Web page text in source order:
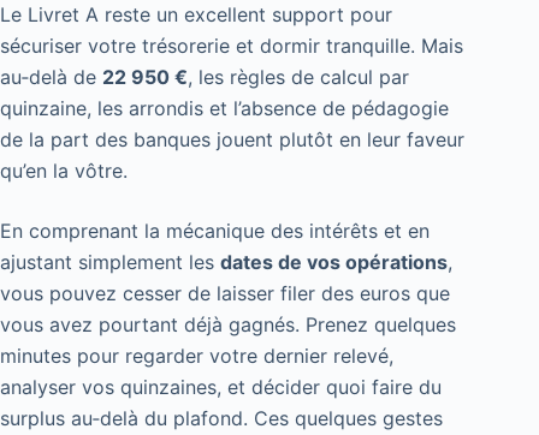
Le Livret A reste un excellent support pour
sécuriser votre trésorerie et dormir tranquille. Mais
au‑delà de 22 950 €, les règles de calcul par
quinzaine, les arrondis et l’absence de pédagogie
de la part des banques jouent plutôt en leur faveur
qu’en la vôtre.
En comprenant la mécanique des intérêts et en
ajustant simplement les dates de vos opérations,
vous pouvez cesser de laisser filer des euros que
vous avez pourtant déjà gagnés. Prenez quelques
minutes pour regarder votre dernier relevé,
analyser vos quinzaines, et décider quoi faire du
surplus au‑delà du plafond. Ces quelques gestes